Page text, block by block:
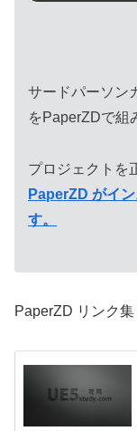
サードパーソン
をPaperZDで組
プロジェクトを
PaperZD がイ
す。
PaperZD リンク集